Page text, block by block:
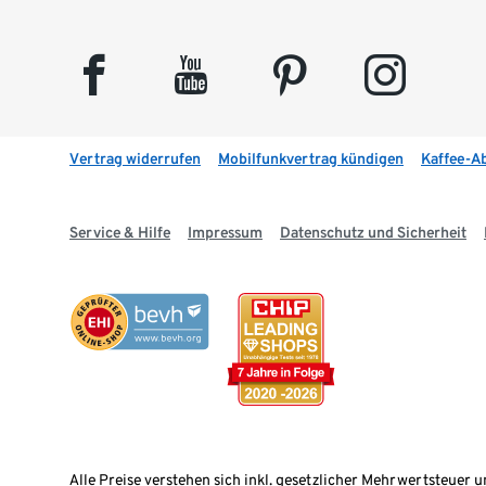
facebook youtube pinterest instagram
Vertrag widerrufen Mobilfunkvertrag kündigen Kaffee-
Service & Hilfe Impressum Datenschutz und Sicherheit
Alle Preise verstehen sich inkl. gesetzlicher Mehrwertsteuer